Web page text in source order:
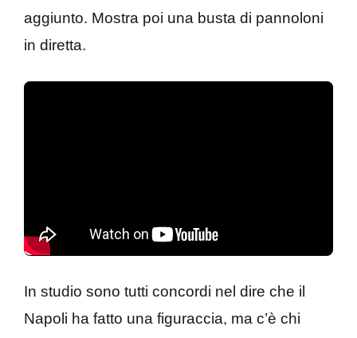
aggiunto. Mostra poi una busta di pannoloni
in diretta.
In studio sono tutti concordi nel dire che il
Napoli ha fatto una figuraccia, ma c’è chi